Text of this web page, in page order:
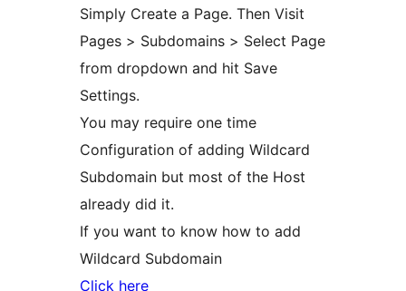
Simply Create a Page. Then Visit
Pages > Subdomains > Select Page
from dropdown and hit Save
Settings.
You may require one time
Configuration of adding Wildcard
Subdomain but most of the Host
already did it.
If you want to know how to add
Wildcard Subdomain
Click here